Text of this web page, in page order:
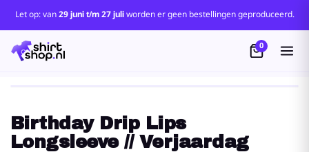
Let op: van29 juni t/m 27 juliworden er geen bestellingen geproduceerd.
0
Birthday Drip Lips
Longsleeve // Verjaardag